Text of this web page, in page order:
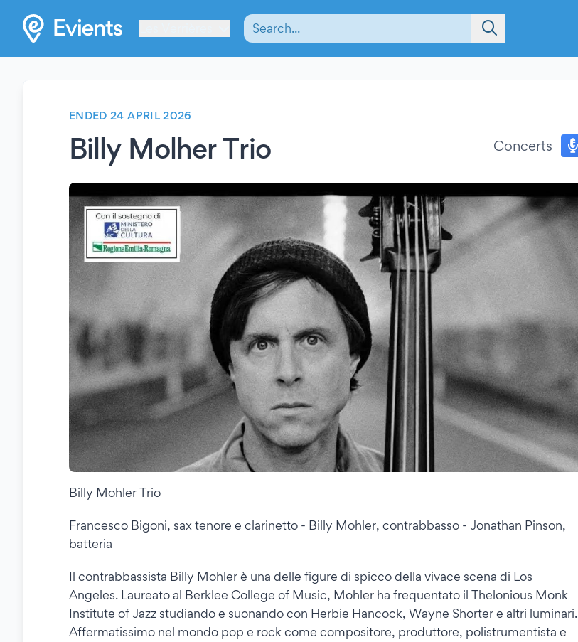
ENDED 24 APRIL 2026
Billy Molher Trio Concerts
Billy Mohler Trio
Francesco Bigoni, sax tenore e clarinetto - Billy Mohler, contrabbasso - Jonathan Pinson,
batteria
Il contrabbassista Billy Mohler è una delle figure di spicco della vivace scena di Los
Angeles. Laureato al Berklee College of Music, Mohler ha frequentato il Thelonious Monk
Institute of Jazz studiando e suonando con Herbie Hancock, Wayne Shorter e altri luminari.
Affermatissimo nel mondo pop e rock come compositore, produttore, polistrumentista e